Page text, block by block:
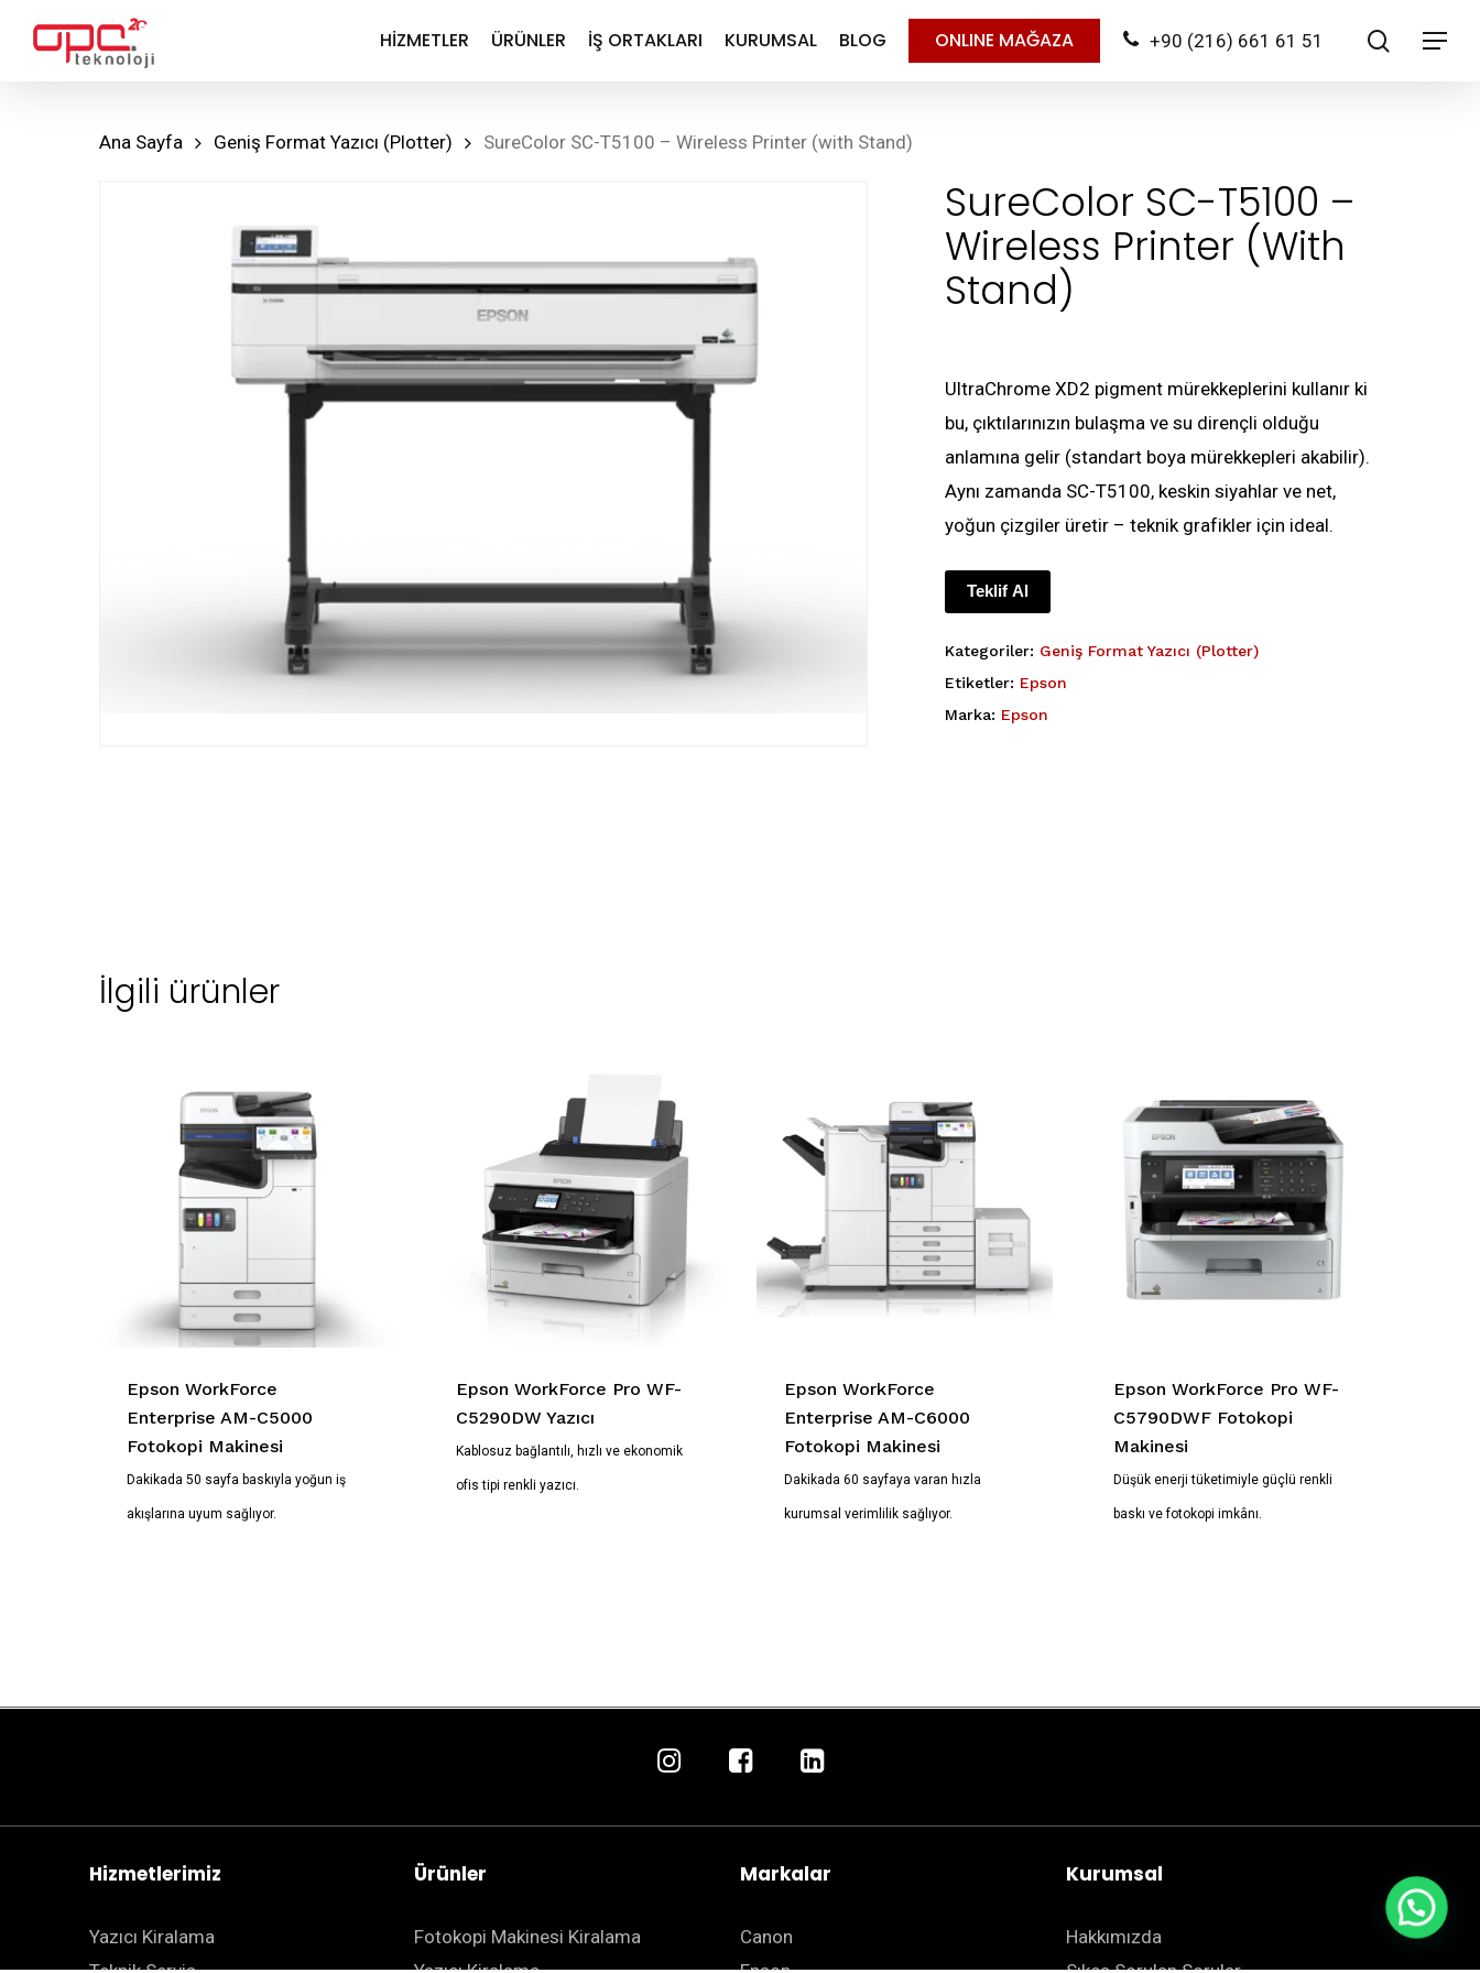
HIZMETLER ÜRÜNLER İŞ ORTAKLARI KURUMSAL BLOG ONLINE MAĞAZA +90 (216) 661 61 51 search
Menu
Ana Sayfa Geniş Format Yazıcı (Plotter) SureColor SC-T5100 – Wireless Printer (with Stand)
SureColor SC-T5100 –
Wireless Printer (with
Stand)
UltraChrome XD2 pigment mürekkeplerini kullanır ki
bu, çıktılarınızın bulaşma ve su dirençli olduğu
anlamına gelir (standart boya mürekkepleri akabilir).
Aynı zamanda SC-T5100, keskin siyahlar ve net,
yoğun çizgiler üretir – teknik grafikler için ideal.
Teklif Al
Kategoriler: Geniş Format Yazıcı (Plotter)
Etiketler: Epson
Marka: Epson
İlgili ürünler
Epson WorkForce
Enterprise AM-C5000
Fotokopi Makinesi
Dakikada 50 sayfa baskıyla yoğun iş
akışlarına uyum sağlıyor.
Epson WorkForce Pro WF-
C5290DW Yazıcı
Kablosuz bağlantılı, hızlı ve ekonomik
ofis tipi renkli yazıcı.
Epson WorkForce
Enterprise AM-C6000
Fotokopi Makinesi
Dakikada 60 sayfaya varan hızla
kurumsal verimlilik sağlıyor.
Epson WorkForce Pro WF-
C5790DWF Fotokopi
Makinesi
Düşük enerji tüketimiyle güçlü renkli
baskı ve fotokopi imkânı.
Hizmetlerimiz
Yazıcı Kiralama
Ürünler
Fotokopi Makinesi Kiralama
Markalar
Canon
Kurumsal
Hakkımızda